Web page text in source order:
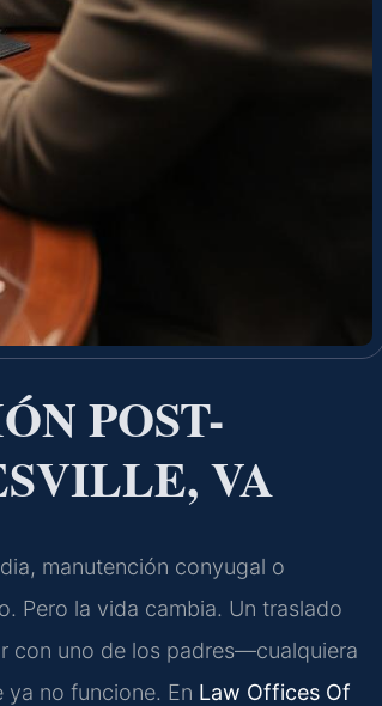
POST-
VA
manutención conyugal o
Pero la vida cambia. Un traslado
con uno de los padres—cualquiera
no funcione. En Law Offices Of